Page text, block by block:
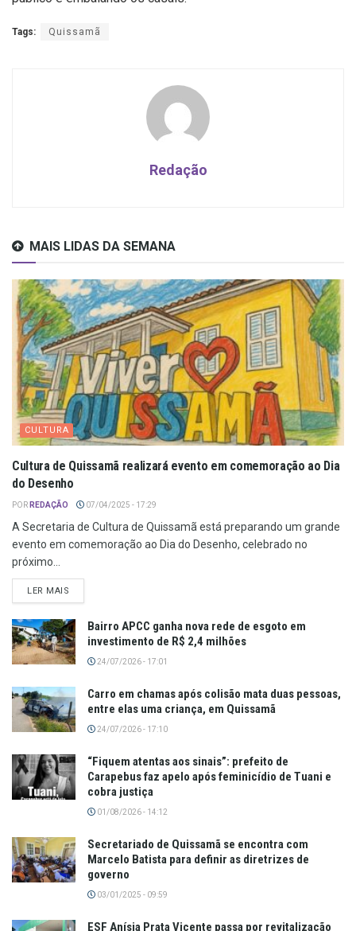
Tags: Quissamã
Redação
MAIS LIDAS DA SEMANA
CULTURA
Cultura de Quissamã realizará evento em comemoração ao Dia
do Desenho
POR REDAÇÃO 07/04/2025 - 17:29
A Secretaria de Cultura de Quissamã está preparando um grande
evento em comemoração ao Dia do Desenho, celebrado no
próximo...
LER MAIS
Bairro APCC ganha nova rede de esgoto em
investimento de R$ 2,4 milhões
24/07/2026 - 17:01
Carro em chamas após colisão mata duas pessoas,
entre elas uma criança, em Quissamã
24/07/2026 - 17:10
“Fiquem atentas aos sinais”: prefeito de
Carapebus faz apelo após feminicídio de Tuani e
cobra justiça
01/08/2026 - 14:12
Secretariado de Quissamã se encontra com
Marcelo Batista para definir as diretrizes de
governo
03/01/2025 - 09:59
ESF Anísia Prata Vicente passa por revitalização